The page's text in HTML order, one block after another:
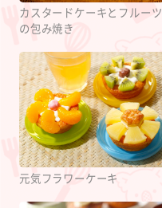
カスタードケーキとフルーツ
の包み焼き
元気フラワーケーキ